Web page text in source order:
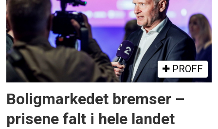
PROFF
Boligmarkedet bremser –
prisene falt i hele landet